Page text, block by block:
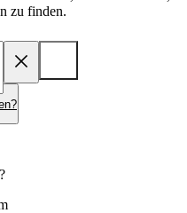
zu finden.